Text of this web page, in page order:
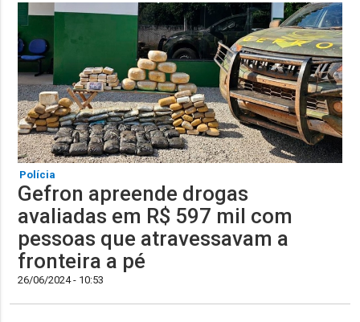
Polícia
Gefron apreende drogas
avaliadas em R$ 597 mil com
pessoas que atravessavam a
fronteira a pé
26/06/2024 - 10:53